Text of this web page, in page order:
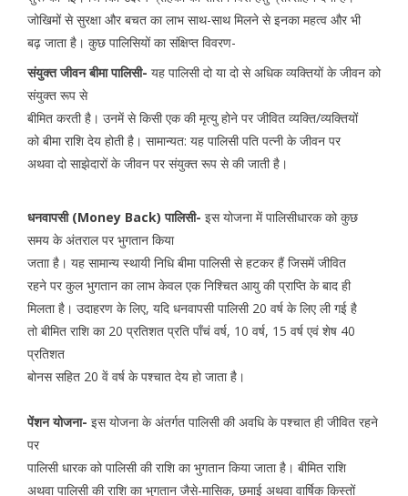
जोखिमों से सुरक्षा और बचत का लाभ साथ-साथ मिलने से इनका महत्व और भी
बढ़ जाता है। कुछ पालिसियों का संक्षिप्त विवरण-
संयुक्त जीवन बीमा पालिसी- यह पालिसी दो या दो से अधिक व्यक्तियों के जीवन को
संयुक्त रूप से
बीमित करती है। उनमें से किसी एक की मृत्यु होने पर जीवित व्यक्ति/व्यक्तियों
को बीमा राशि देय होती है। सामान्यत: यह पालिसी पति पत्नी के जीवन पर
अथवा दो साझेदारों के जीवन पर संयुक्त रूप से की जाती है।
धनवापसी (Money Back) पालिसी- इस योजना में पालिसीधारक को कुछ
समय के अंतराल पर भुगतान किया
जताा है। यह सामान्य स्थायी निधि बीमा पालिसी से हटकर हैं जिसमें जीवित
रहने पर कुल भुगतान का लाभ केवल एक निश्चित आयु की प्राप्ति के बाद ही
मिलता है। उदाहरण के लिए, यदि धनवापसी पालिसी 20 वर्ष के लिए ली गई है
तो बीमित राशि का 20 प्रतिशत प्रति पाँचं वर्ष, 10 वर्ष, 15 वर्ष एवं शेष 40
प्रतिशत
बोनस सहित 20 वें वर्ष के पश्चात देय हो जाता है।
पेंशन योजना- इस योजना के अंतर्गत पालिसी की अवधि के पश्चात ही जीवित रहने
पर
पालिसी धारक को पालिसी की राशि का भुगतान किया जाता है। बीमित राशि
अथवा पालिसी की राशि का भुगतान जैसे-मासिक, छमाई अथवा वार्षिक किस्तों